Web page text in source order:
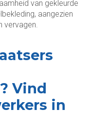
van gekleurde
aangezien
vervagen.
Vind
in